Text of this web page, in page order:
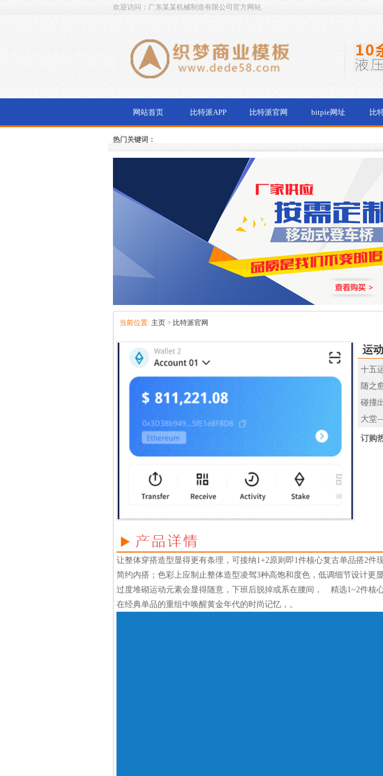
欢迎访问：广东某某机械制造有限公司官方网站
网站首页 比特派APP 比特派官网 bitpie网址 比
热门关键词：
当前位置: 主页 > 比特派官网
运
十五
随之
碰撞
大堂
订购
让整体穿搭造型显得更有条理，可接纳1+2原则即1件核心复古单品搭2件
简约内搭；色彩上应制止整体造型凌驾3种高饱和度色，低调细节设计更
过度堆砌运动元素会显得随意，下班后脱掉或系在腰间， 精选1~2件核
在经典单品的重组中唤醒黄金年代的时尚记忆，。